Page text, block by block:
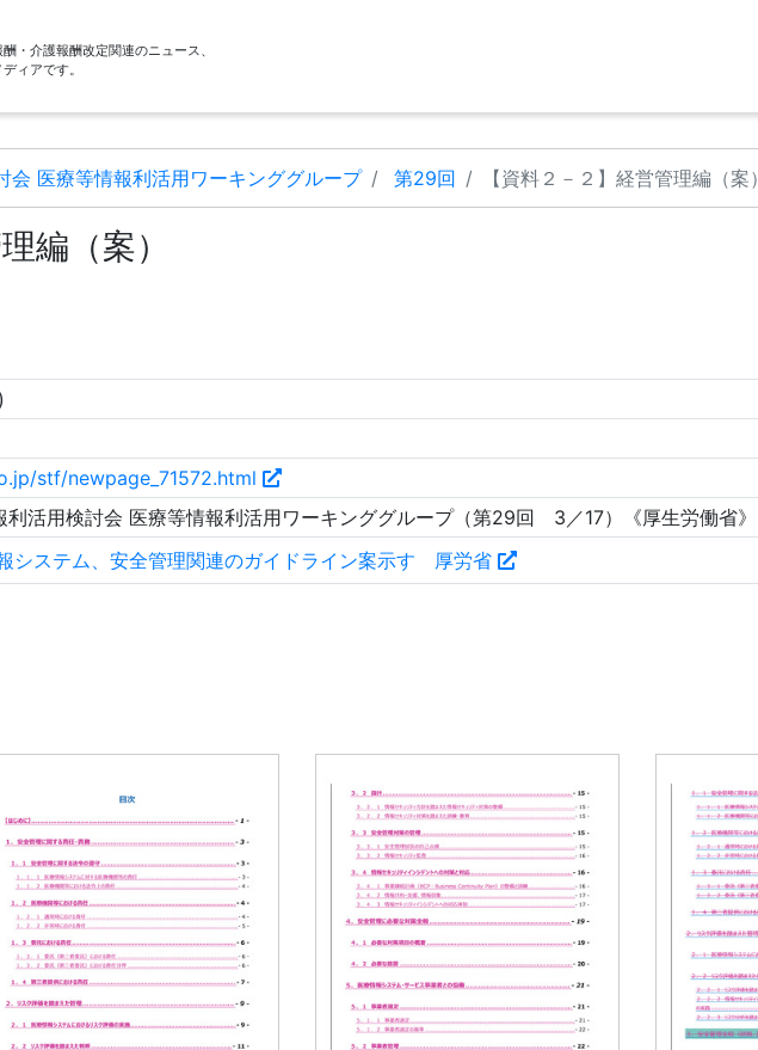
・介護報酬改定関連のニュース、
ィアです。
会 医療等情報利活用ワーキンググループ 第29回 【資料２－２】経営管理編（案）
編（案）
stf/newpage_71572.html
利活用検討会 医療等情報利活用ワーキンググループ（第29回 3／17）《厚生労働省》
システム、安全管理関連のガイドライン案示す 厚労省